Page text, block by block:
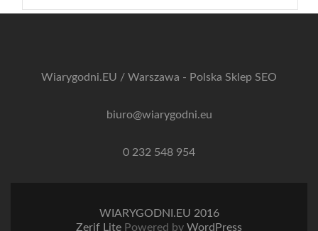
Wiarygodni.EU / Warszawa - Polska Sklep SEO
biuro@wiarygodni.eu
0 232 548 954
WIARYGODNI.EU 2016
Zerif Lite Powered by WordPress